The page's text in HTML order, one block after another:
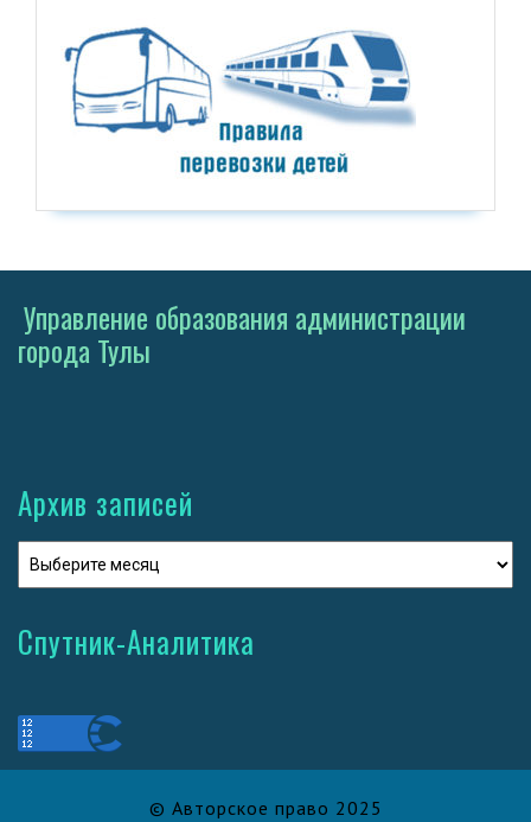
Управление образования администрации
города Тулы
Архив записей
Спутник-Аналитика
© Авторское право 2025